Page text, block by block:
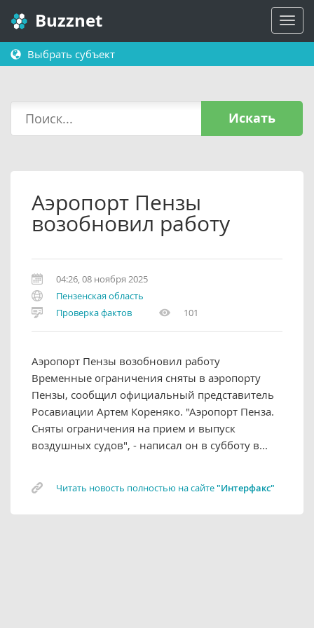
Buzznet
Выбрать субъект
Искать
Аэропорт Пензы
возобновил работу
04:26, 08 ноября 2025
Пензенская область
Проверка фактов
101
Аэропорт Пензы возобновил работу
Временные ограничения сняты в аэропорту
Пензы, сообщил официальный представитель
Росавиации Артем Кореняко. "Аэропорт Пенза.
Сняты ограничения на прием и выпуск
воздушных судов", - написал он в субботу в...
Читать новость полностью на сайте"Интерфакс"